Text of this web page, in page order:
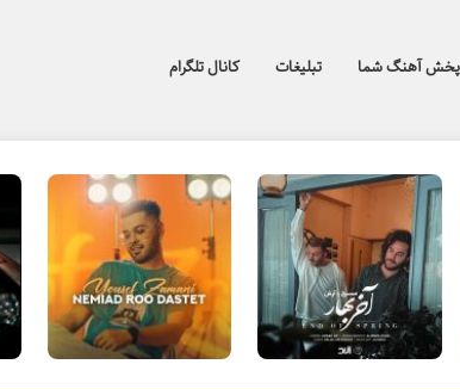
پخش آهنگ شما تبلیغات کانال تلگرام